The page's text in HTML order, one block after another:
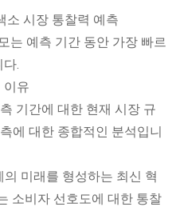
소 시장 통찰력 예측
는 예측 기간 동안 가장 빠르
.
이유
기간에 대한 현재 시장 규
에 대한 종합적인 분석입니
미래를 형성하는 최신 혁
소비자 선호도에 대한 통찰